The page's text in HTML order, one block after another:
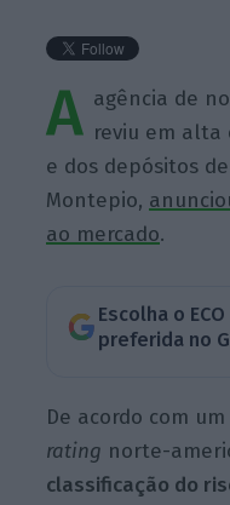
A agência de
reviu em alta
e dos depósitos
Montepio,
ao mercado.
Escolha o
preferida no
De acordo com
rating norte-
classificação do